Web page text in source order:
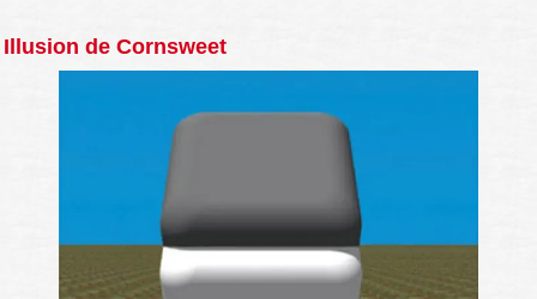
Illusion de Cornsweet